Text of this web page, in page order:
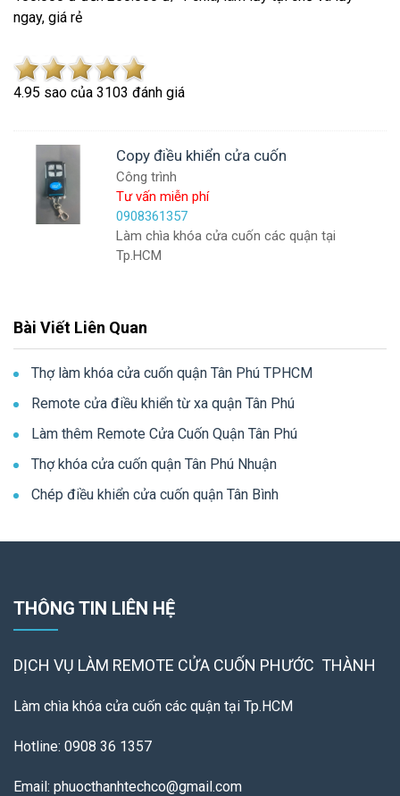
ngay, giá rẻ
4.95 sao của 3103 đánh giá
Copy điều khiển cửa cuốn
Công trình
Tư vấn miễn phí
0908361357
Làm chìa khóa cửa cuốn các quận tại
Tp.HCM
Bài Viết Liên Quan
Thợ làm khóa cửa cuốn quận Tân Phú TPHCM
Remote cửa điều khiển từ xa quận Tân Phú
Làm thêm Remote Cửa Cuốn Quận Tân Phú
Thợ khóa cửa cuốn quận Tân Phú Nhuận
Chép điều khiển cửa cuốn quận Tân Bình
THÔNG TIN LIÊN HỆ
DỊCH VỤ LÀM REMOTE CỬA CUỐN PHƯỚC THÀNH
Làm chìa khóa cửa cuốn các quận tại Tp.HCM
Hotline: 0908 36 1357
Email: phuocthanhtechco@gmail.com